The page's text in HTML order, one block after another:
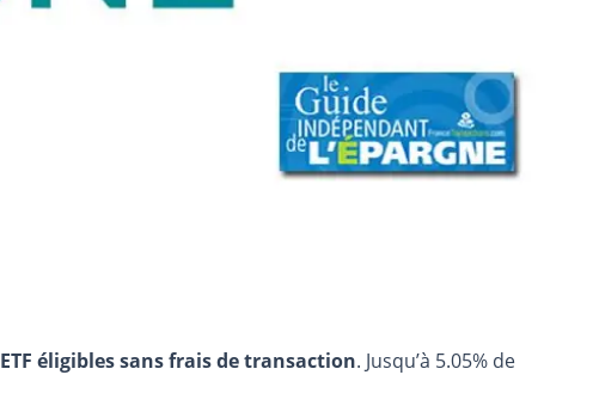
ETF éligibles sans frais de transaction. Jusqu’à 5.05% de